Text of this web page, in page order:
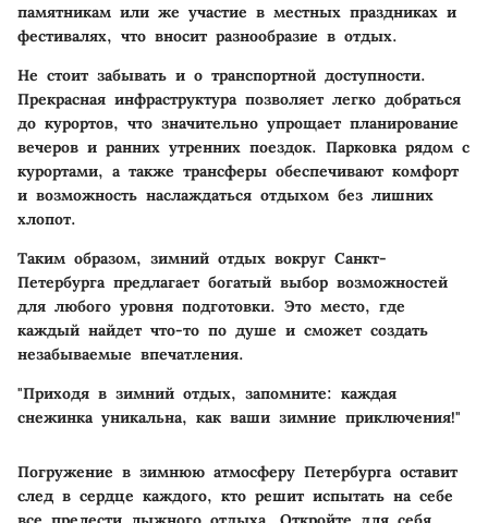
памятникам или же участие в местных праздниках и
фестивалях, что вносит разнообразие в отдых.
Не стоит забывать и о транспортной доступности.
Прекрасная инфраструктура позволяет легко добраться
до курортов, что значительно упрощает планирование
вечеров и ранних утренних поездок. Парковка рядом с
курортами, а также трансферы обеспечивают комфорт
и возможность наслаждаться отдыхом без лишних
хлопот.
Таким образом, зимний отдых вокруг Санкт-
Петербурга предлагает богатый выбор возможностей
для любого уровня подготовки. Это место, где
каждый найдет что-то по душе и сможет создать
незабываемые впечатления.
"Приходя в зимний отдых, запомните: каждая
снежинка уникальна, как ваши зимние приключения!"
Погружение в зимнюю атмосферу Петербурга оставит
след в сердце каждого, кто решит испытать на себе